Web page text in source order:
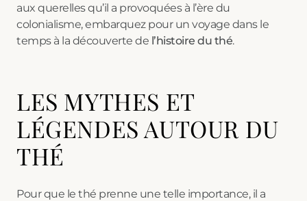
aux querelles qu’il a provoquées à l’ère du
colonialisme, embarquez pour un voyage dans le
temps à la découverte de l’histoire du thé.
LES MYTHES ET
LÉGENDES AUTOUR DU
THÉ
Pour que le thé prenne une telle importance, il a